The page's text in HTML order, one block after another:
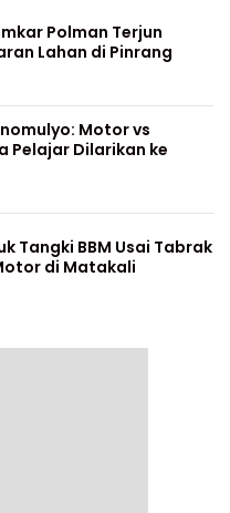
Polman Terjun
Lahan di Pinrang
Motor vs
Pelajar Dilarikan ke
Tangki BBM Usai Tabrak
di Matakali